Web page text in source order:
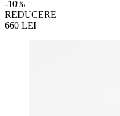
-10%
REDUCERE
660 LEI